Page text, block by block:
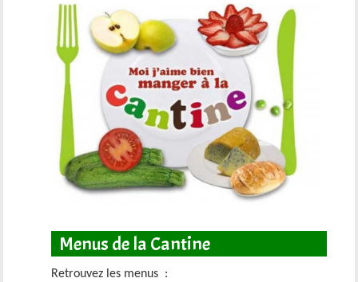
Menus de la Cantine
Retrouvez les menus :